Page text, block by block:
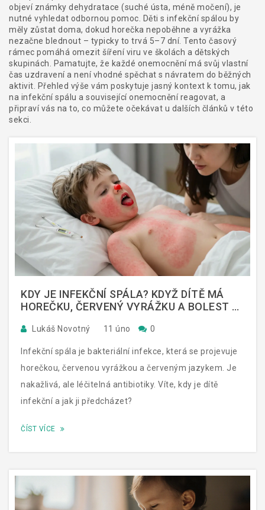
objeví známky dehydratace (suché ústa, méně močení), je
nutné vyhledat odbornou pomoc. Děti s infekční spálou by
měly zůstat doma, dokud horečka nepoběhne a vyrážka
nezačne blednout – typicky to trvá 5–7 dní. Tento časový
rámec pomáhá omezit šíření viru ve školách a dětských
skupinách. Pamatujte, že každé onemocnění má svůj vlastní
čas uzdravení a není vhodné spěchat s návratem do běžných
aktivit. Přehled výše vám poskytuje jasný kontext k tomu, jak
na infekční spálu a související onemocnění reagovat, a
připraví vás na to, co můžete očekávat u dalších článků v této
sekci.
KDY JE INFEKČNÍ SPÁLA? KDYŽ DÍTĚ MÁ
HOREČKU, ČERVENÝ VYRÁŽKU A BOLEST V
Lukáš Novotný 11 úno 0
Infekční spála je bakteriální infekce, která se projevuje
horečkou, červenou vyrážkou a červeným jazykem. Je
nakažlivá, ale léčitelná antibiotiky. Víte, kdy je dítě
infekční a jak ji předcházet?
ČÍST VÍCE